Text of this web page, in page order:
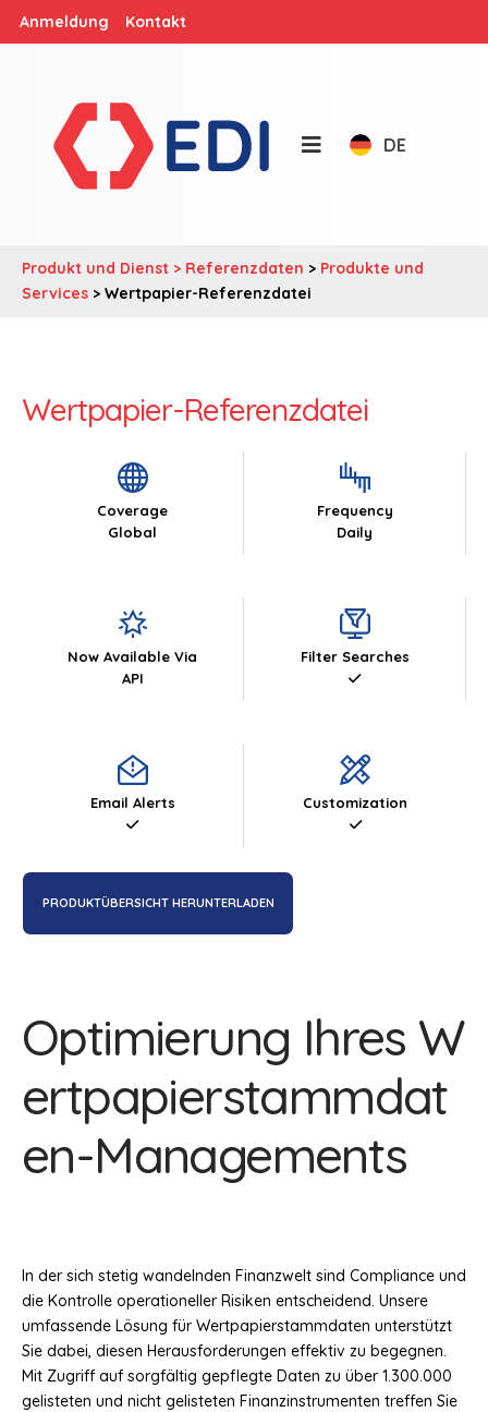
Anmeldung Kontakt
DE
Produkt und Dienst > Referenzdaten > Produkte und
Services > Wertpapier-Referenzdatei
Wertpapier-Referenzdatei
Coverage
Global
Frequency
Daily
Now Available Via
API
Filter Searches
Email Alerts Customization
PRODUKTÜBERSICHT HERUNTERLADEN
Optimierung Ihres W
ertpapierstammdat
en-Managements
In der sich stetig wandelnden Finanzwelt sind Compliance und
die Kontrolle operationeller Risiken entscheidend. Unsere
umfassende Lösung für Wertpapierstammdaten unterstützt
Sie dabei, diesen Herausforderungen effektiv zu begegnen.
Mit Zugriff auf sorgfältig gepflegte Daten zu über 1.300.000
gelisteten und nicht gelisteten Finanzinstrumenten treffen Sie